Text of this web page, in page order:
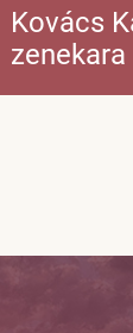
Kovács